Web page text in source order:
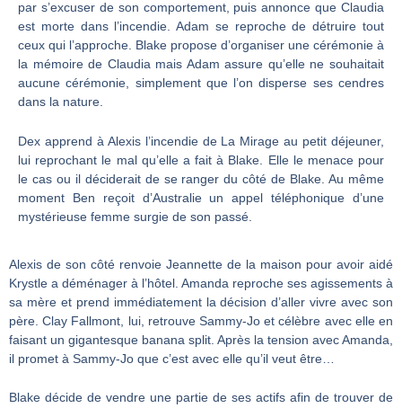
par s’excuser de son comportement, puis annonce que Claudia
est morte dans l’incendie. Adam se reproche de détruire tout
ceux qui l’approche. Blake propose d’organiser une cérémonie à
la mémoire de Claudia mais Adam assure qu’elle ne souhaitait
aucune cérémonie, simplement que l’on disperse ses cendres
dans la nature.
Dex apprend à Alexis l’incendie de La Mirage au petit déjeuner,
lui reprochant le mal qu’elle a fait à Blake. Elle le menace pour
le cas ou il déciderait de se ranger du côté de Blake. Au même
moment Ben reçoit d’Australie un appel téléphonique d’une
mystérieuse femme surgie de son passé.
Alexis de son côté renvoie Jeannette de la maison pour avoir aidé
Krystle a déménager à l’hôtel. Amanda reproche ses agissements à
sa mère et prend immédiatement la décision d’aller vivre avec son
père. Clay Fallmont, lui, retrouve Sammy-Jo et célèbre avec elle en
faisant un gigantesque banana split. Après la tension avec Amanda,
il promet à Sammy-Jo que c’est avec elle qu’il veut être…
Blake décide de vendre une partie de ses actifs afin de trouver de